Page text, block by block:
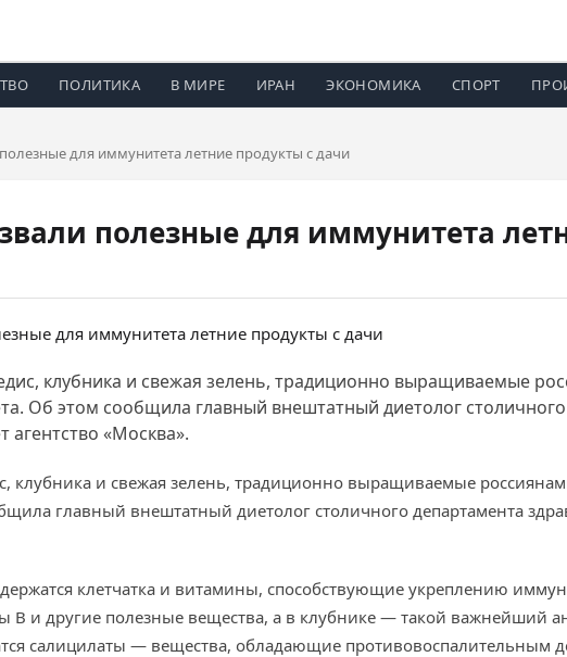
ПОЛИТИКА В МИРЕ ИРАН ЭКОНОМИКА СПОРТ
для иммунитета летние продукты с дачи
полезные для иммунитета
клубника и свежая зелень, традиционно выращиваемые
Об этом сообщила главный внештатный диетолог
агентство «Москва».
клубника и свежая зелень, традиционно выращиваемые
главный внештатный диетолог столичного департамента
клетчатка и витамины, способствующие укреплению
и другие полезные вещества, а в клубнике — такой важнейший
салицилаты — вещества, обладающие противовоспалительным